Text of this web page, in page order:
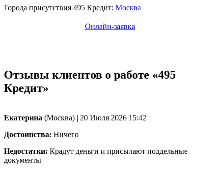
Города присутствия 495 Кредит: Москва
Онлайн-заявка
Отзывы клиентов о работе «495
Кредит»
Екатерина (Москва) | 20 Июля 2026 15:42 |
Достоинства: Ничего
Недостатки: Крадут деньги и присылают поддельные
документы